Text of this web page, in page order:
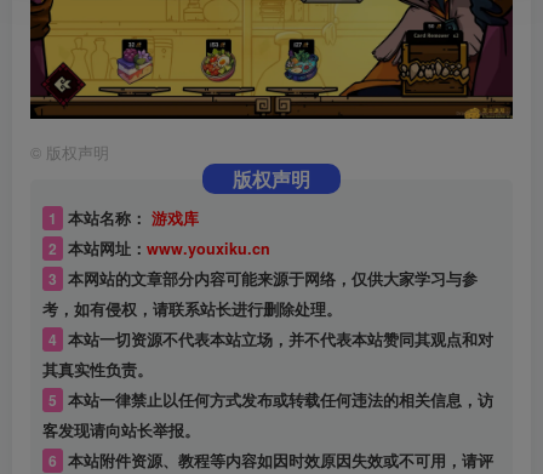
© 版权声明
版权声明
1 本站名称： 游戏库
2 本站网址： www.youxiku.cn
3 本网站的文章部分内容可能来源于网络，仅供大家学习与参
考，如有侵权，请联系站长进行删除处理。
4 本站一切资源不代表本站立场，并不代表本站赞同其观点和对
其真实性负责。
5 本站一律禁止以任何方式发布或转载任何违法的相关信息，访
客发现请向站长举报。
6 本站附件资源、教程等内容如因时效原因失效或不可用，请评